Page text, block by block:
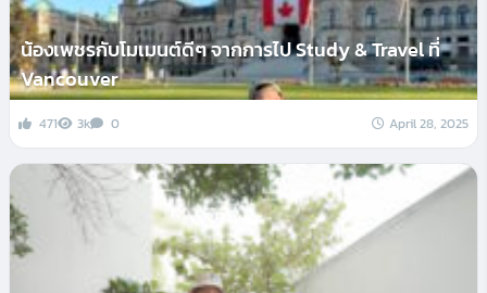
น้องเพชรกับโมเมนต์ดีๆ จากการไป Study & Travel ที่
Vancouver
471 3k 0 April 28, 2025